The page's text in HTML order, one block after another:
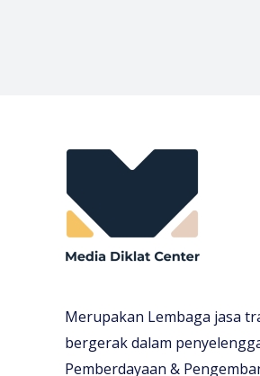
Merupakan Lembaga jasa
bergerak dalam
Pemberdayaan &